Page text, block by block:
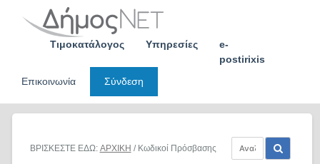
Τιμοκατάλογος Υπηρεσίες
e-
postirixis
Επικοινωνία
Σύνδεση
ΒΡΙΣΚΕΣΤΕ ΕΔΩ: ΑΡΧΙΚΗ / Κωδικοί Πρόσβασης